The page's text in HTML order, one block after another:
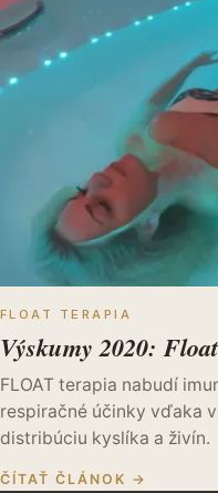
FLOAT TERAPIA
Výskumy 2020:
FLOAT terapia nabudí
respiračné účinky vďaka
distribúciu kyslíka a živín.
ČÍTAŤ ČLÁNOK →